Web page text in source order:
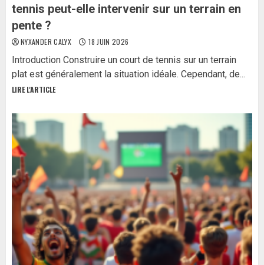
tennis peut-elle intervenir sur un terrain en
pente ?
NYXANDER CALYX 18 JUIN 2026
Introduction Construire un court de tennis sur un terrain
plat est généralement la situation idéale. Cependant, de...
LIRE L'ARTICLE